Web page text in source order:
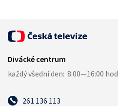
261 136 113